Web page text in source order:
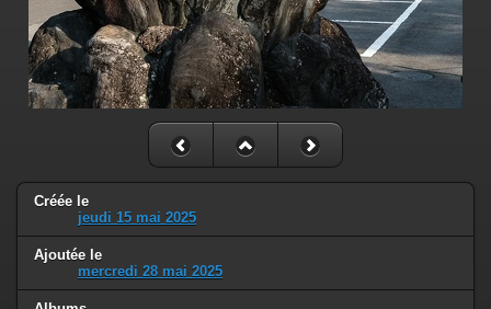
Créée le
jeudi 15 mai 2025
Ajoutée le
mercredi 28 mai 2025